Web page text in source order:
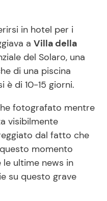
in hotel per i
a Villa della
del Solaro, una
di una piscina
è di 10-15 giorni.
fotografato mentre
visibilmente
dal fatto che
momento
ultime news in
su questo grave